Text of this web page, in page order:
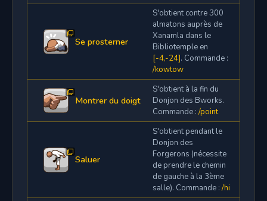
Se prosterner
S'obtient contre 300
almatons auprès de
Xanamla dans le
Bibliotemple en
[-4,-24]. Commande :
/kowtow
Montrer du doigt
S'obtient à la fin du
Donjon des Bworks.
Commande : /point
Saluer
S'obtient pendant le
Donjon des
Forgerons (nécessite
de prendre le chemin
de gauche à la 3ème
salle). Commande : /hi